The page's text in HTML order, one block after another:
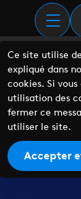
Playlists
Ce site utilise
expliqué dans
cookies. Si
utilisation des
fermer ce
utiliser le site.
Accepter